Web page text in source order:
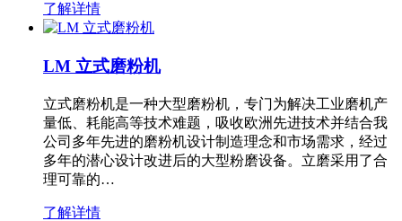
了解详情
LM 立式磨粉机
立式磨粉机是一种大型磨粉机，专门为解决工业磨机产
量低、耗能高等技术难题，吸收欧洲先进技术并结合我
公司多年先进的磨粉机设计制造理念和市场需求，经过
多年的潜心设计改进后的大型粉磨设备。立磨采用了合
理可靠的…
了解详情